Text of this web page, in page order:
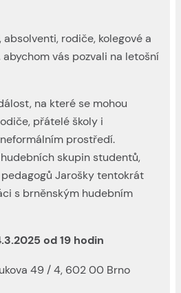
rodiče, kolegové a
vás pozvali na letošní
na které se mohou
přátelé školy i
prostředí.
skupin studentů,
Jarošky tentokrát
s brněnským hudebním
od 19 hodin
49 / 4, 602 00 Brno